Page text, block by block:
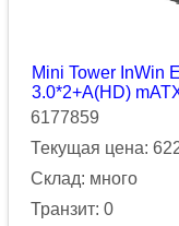
Mini Tower InWin
3.0*2+A(HD)
6177859
Текущая цена:
Склад: много
Транзит: 0